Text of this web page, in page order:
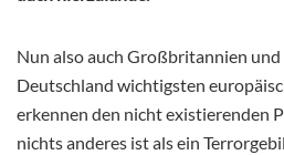
Nun also auch Großbritannien und
Deutschland wichtigsten
erkennen den nicht existierenden
nichts anderes ist als ein